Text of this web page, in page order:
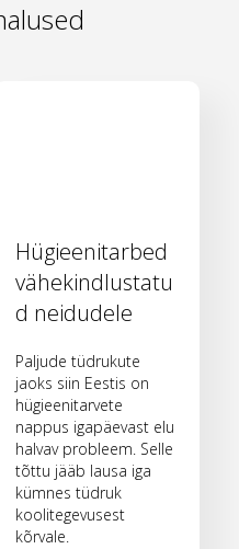
Hügieenitarbed
vähekindlustatu
d neidudele
Paljude tüdrukute
jaoks siin Eestis on
hügieenitarvete
nappus igapäevast elu
halvav probleem. Selle
tõttu jääb lausa iga
kümnes tüdruk
koolitegevusest
kõrvale.